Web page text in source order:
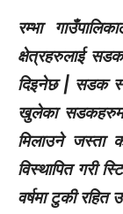
रम्भा
क्षेत्रहरुलाई
दिइनेछ | सडक
खुलेका सडकहरुमा
मिलाउने जस्ता
विस्थापित गरी
वर्षमा टुकी रहित